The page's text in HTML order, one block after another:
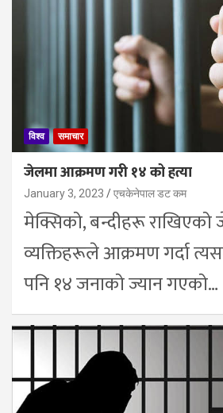
विश्व समाचार
जेलमा आक्रमण गरी १४ को हत्या
January 3, 2023 एचकेनेपाल डट कम
मेक्सिको, बन्दीहरू राखिएको
व्यक्तिहरूले आक्रमण गर्दा
पनि १४ जनाको ज्यान गएको…